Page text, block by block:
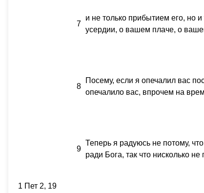
7
и не только прибытием его, но
усердии, о вашем плаче, о
8
Посему, если я опечалил вас
опечалило вас, впрочем на
9
Теперь я радуюсь не потому,
ради Бога, так что нисколько
1 Пет 2, 19